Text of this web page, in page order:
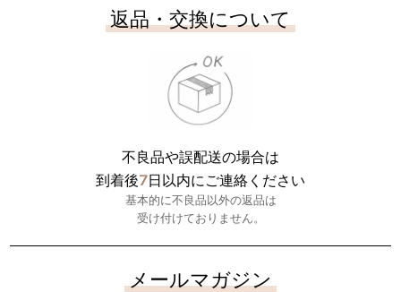
返品・交換について
不良品や誤配送の場合は
到着後7日以内にご連絡ください
基本的に不良品以外の返品は
受け付けておりません。
メールマガジン